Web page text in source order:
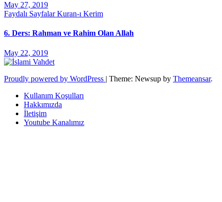
May 27, 2019
Faydalı SayfalarKuran-ı Kerim
6. Ders: Rahman ve Rahim Olan Allah
May 22, 2019
Proudly powered by WordPress | Theme: Newsup by Themeansar.
Kullanım Koşulları
Hakkımızda
İletişim
Youtube Kanalımız